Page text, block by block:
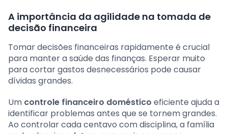
A importância da agilidade na tomada de
decisão financeira
Tomar decisões financeiras rapidamente é crucial
para manter a saúde das finanças. Esperar muito
para cortar gastos desnecessários pode causar
dívidas grandes.
Um controle financeiro doméstico eficiente ajuda a
identificar problemas antes que se tornem grandes.
Ao controlar cada centavo com disciplina, a família